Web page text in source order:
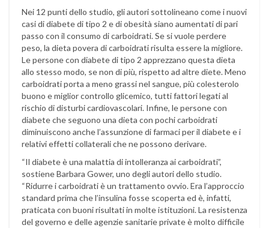
Nei 12 punti dello studio, gli autori sottolineano come i nuovi
casi di diabete di tipo 2 e di obesità siano aumentati di pari
passo con il consumo di carboidrati. Se si vuole perdere
peso, la dieta povera di carboidrati risulta essere la migliore.
Le persone con diabete di tipo 2 apprezzano questa dieta
allo stesso modo, se non di più, rispetto ad altre diete. Meno
carboidrati porta a meno grassi nel sangue, più colesterolo
buono e miglior controllo glicemico, tutti fattori legati al
rischio di disturbi cardiovascolari. Infine, le persone con
diabete che seguono una dieta con pochi carboidrati
diminuiscono anche l’assunzione di farmaci per il diabete e i
relativi effetti collaterali che ne possono derivare.
“Il diabete è una malattia di intolleranza ai carboidrati”,
sostiene Barbara Gower, uno degli autori dello studio.
“Ridurre i carboidrati è un trattamento ovvio. Era l’approccio
standard prima che l’insulina fosse scoperta ed è, infatti,
praticata con buoni risultati in molte istituzioni. La resistenza
del governo e delle agenzie sanitarie private è molto difficile